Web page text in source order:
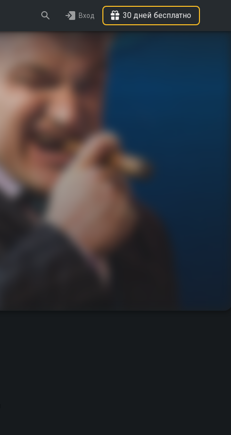
Вход 30 дней бесплатно